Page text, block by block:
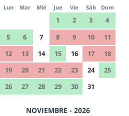
Lun Mar Mié Jue Vie Sáb Dom
1 2 3
4
5
6 7 8 9 10
11
12
13 14 15 16 17
18
19
20 21 22 23 24
25
26
27 28 29 30 31
NOVIEMBRE - 2026